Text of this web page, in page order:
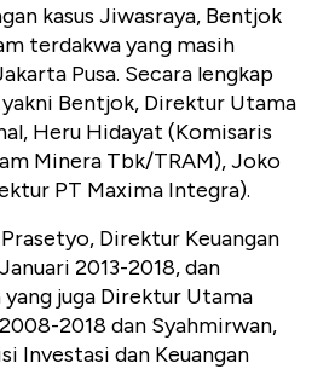
kasus Jiwasraya, Bentjok
terdakwa yang masih
Pusa. Secara lengkap
Bentjok, Direktur Utama
Heru Hidayat (Komisaris
Minera Tbk/TRAM), Joko
PT Maxima Integra).
Direktur Keuangan
2013-2018, dan
juga Direktur Utama
2018 dan Syahmirwan,
Investasi dan Keuangan